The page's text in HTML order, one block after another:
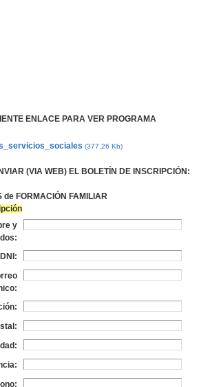
ENLACE PARA VER PROGRAMA
(377,26 Kb)
(VIA WEB) EL BOLETÍN DE INSCRIPCIÓN:
de FORMACIÓN FAMILIAR
y
DNI: